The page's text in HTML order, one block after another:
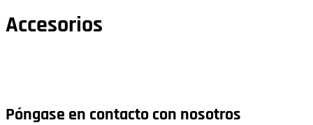
Accesorios
Póngase en contacto con nosotros